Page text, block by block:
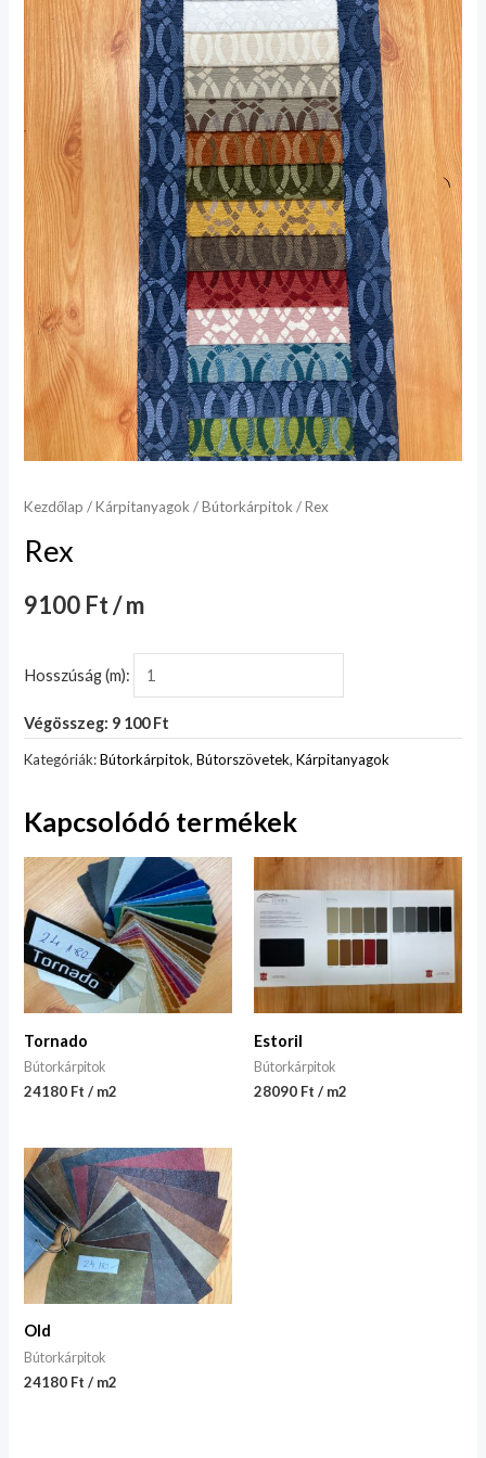
Kezdőlap /Kárpitanyagok /Bútorkárpitok / Rex
Rex
9100 Ft / m
Hosszúság (m):
Végösszeg: 9 100 Ft
Kategóriák:Bútorkárpitok,Bútorszövetek,Kárpitanyagok
Kapcsolódó termékek
Tornado
Bútorkárpitok
24180 Ft / m2
Estoril
Bútorkárpitok
28090 Ft / m2
Old
Bútorkárpitok
24180 Ft / m2